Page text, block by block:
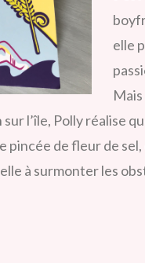
elle
l’île, Polly réalise
de fleur de
à surmonter les